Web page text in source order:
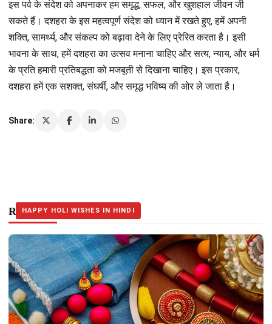
इस पर्व के संदेश को अपनाकर हम समृद्ध, सफल, और खुशहाल जीवन जी
सकते हैं। दशहरा के इस महत्वपूर्ण संदेश को ध्यान में रखते हुए, हमें अपनी
शक्ति, सामर्थ्य, और संकल्प को बढ़ावा देने के लिए प्रेरित करता है। इसी
भावना के साथ, हमें दशहरा का उत्सव मनाना चाहिए और सत्य, न्याय, और धर्म
के प्रति हमारी प्रतिबद्धता को मजबूती से दिखाना चाहिए। इस प्रकार,
दशहरा हमें एक सशक्त, संघर्षी, और समृद्ध भविष्य की ओर ले जाता है।
Share:
Related Stories
JANKARI
RELIGIOUS
HAPPY HOLI WISHES IN HINDI